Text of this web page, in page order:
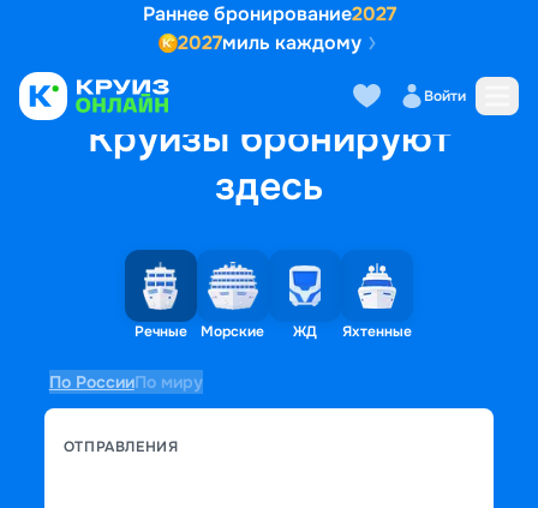
Раннее бронирование2027
2027миль каждому
Войти
Круизы бронируют
здесь
Речные Морские ЖД Яхтенные
По РоссииПо миру
ОТПРАВЛЕНИЯ